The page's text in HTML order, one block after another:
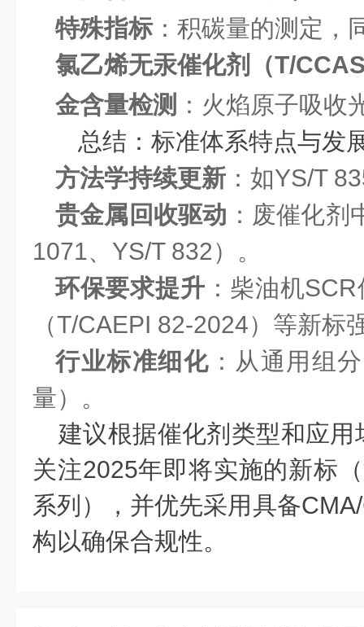
特殊指标：积碳量的测定，
氯乙烯无汞催化剂（T/
金含量检测 ：火焰原子吸收
总结：标准体系特点与发
方法学持续更新 ：如YS/T
贵金属回收驱动 ：废催化
1071、YS/T 832）。
环保要求提升 ：柴油机
（T/CAEPI 82-2024）等新
行业标准细化 ：从通用组
量）。
建议根据催化剂类型和应
关注2025年即将实施的新标
系列），并优先采用具备
构以确保合规性。